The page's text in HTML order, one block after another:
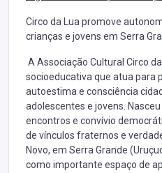
Circo da Lua promove
crianças e jovens em Serra
A Associação Cultural Circo
socioeducativa que atua para
autoestima e consciência
adolescentes e jovens.
encontros e convívio
de vínculos fraternos e
Novo, em Serra Grande
como importante espaço de